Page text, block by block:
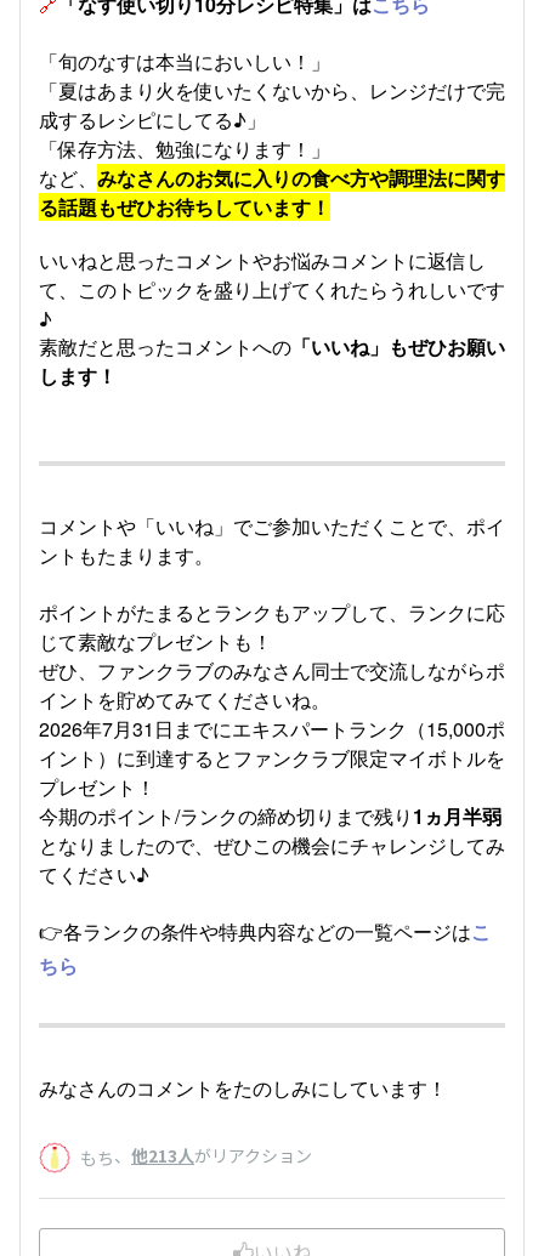
「旬のなすは本当においしい！」
「夏はあまり火を使いたくないから、レンジだけで完
成するレシピにしてる♪」
「保存方法、勉強になります！」
など、 みなさんのお気に入りの食べ方や調理法に関す
る話題もぜひお待ちしています！
いいねと思ったコメントやお悩みコメントに返信し
て、このトピックを盛り上げてくれたらうれしいです
♪
素敵だと思ったコメントへの 「いいね」もぜひお願い
します！
コメントや「いいね」でご参加いただくことで、ポイ
ントもたまります。
ポイントがたまるとランクもアップして、ランクに応
じて素敵なプレゼントも！
ぜひ、ファンクラブのみなさん同士で交流しながらポ
イントを貯めてみてくださいね。
2026年7月31日までにエキスパートランク（15,000ポ
イント）に到達するとファンクラブ限定マイボトルを
プレゼント！
今期のポイント/ランクの締め切りまで残り 1ヵ月半弱
となりましたので、ぜひこの機会にチャレンジしてみ
てください♪
👉各ランクの条件や特典内容などの一覧ページはこ
ちら
みなさんのコメントをたのしみにしています！
もち、 他213人がリアクション